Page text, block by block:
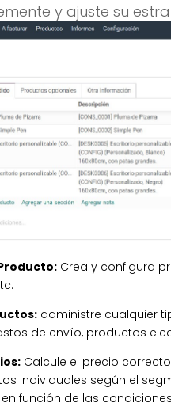
y ajuste su
Crea y configura
administre cualquier
de envío, productos
Calcule el precio
individuales según el
función de las